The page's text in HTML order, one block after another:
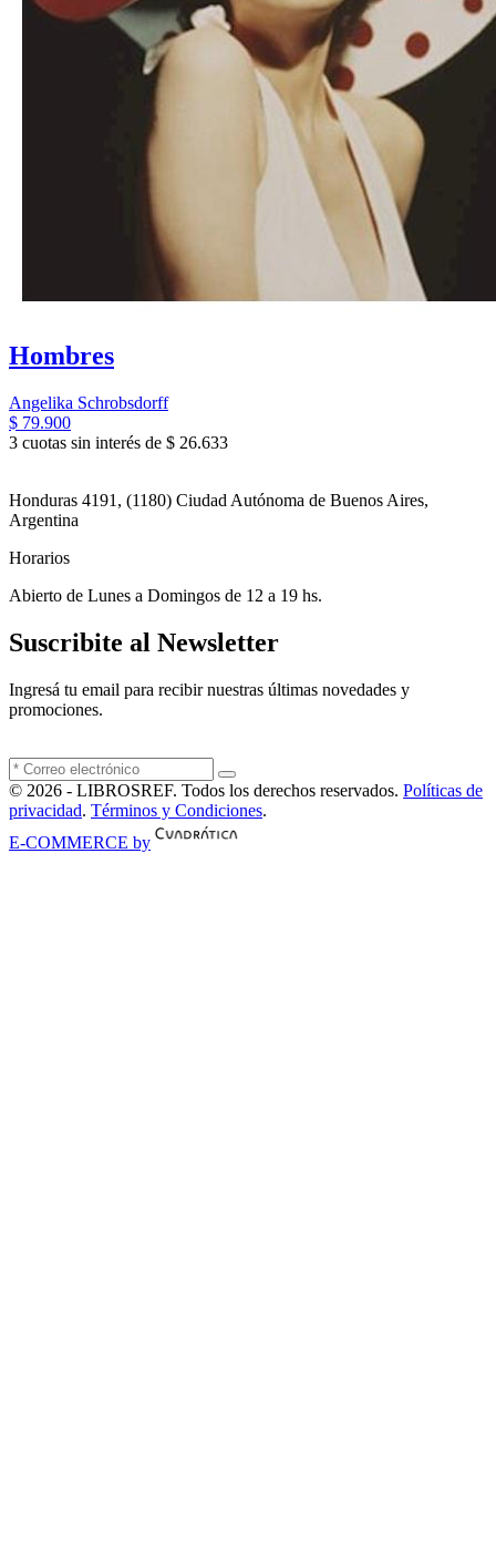
Hombres
Angelika Schrobsdorff
$ 79.900
3 cuotas sin interés de $ 26.633
Honduras 4191, (1180) Ciudad Autónoma de Buenos Aires,
Argentina
Horarios
Abierto de Lunes a Domingos de 12 a 19 hs.
Suscribite al Newsletter
Ingresá tu email para recibir nuestras últimas novedades y
promociones.
© 2026 - LIBROSREF. Todos los derechos reservados. Políticas de
privacidad. Términos y Condiciones.
E-COMMERCE by